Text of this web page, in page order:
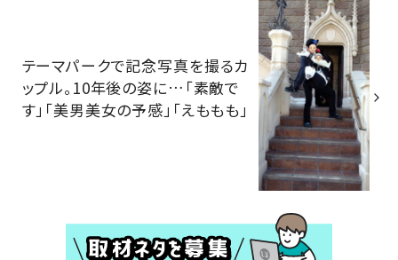
テーマパークで記念写真を撮るカ
ップル。10年後の姿に…「素敵で
す」「美男美女の予感」「えももも」